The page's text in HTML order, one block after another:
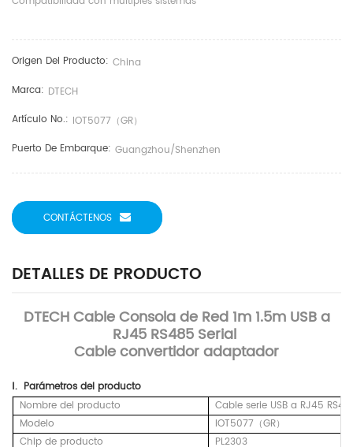
Origen Del Producto: China
Marca: DTECH
Artículo No.: IOT5077（GR）
Puerto De Embarque: Guangzhou/Shenzhen
CONTÁCTENOS
DETALLES DE PRODUCTO
DTECH Cable Consola de Red 1m 1.5m USB a
RJ45 RS485 Serial
Cable convertidor adaptador
Ⅰ. Parámetros del producto
Nombre del producto
Cable serie USB a RJ45
Modelo
IOT5077（GR）
Chip de producto
PL2303